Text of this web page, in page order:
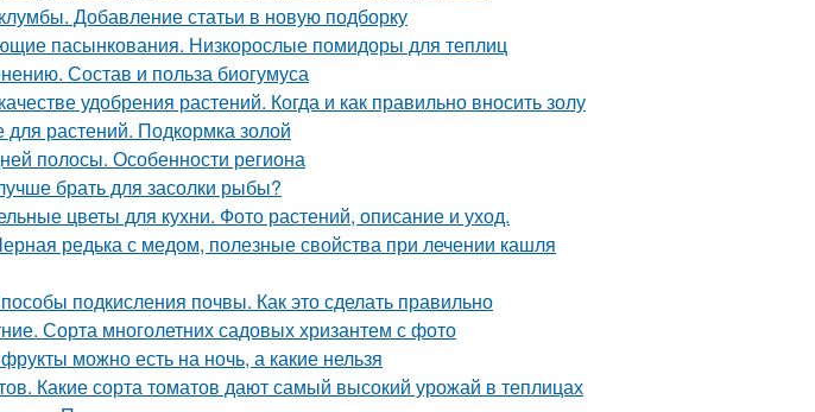
Добавление статьи в новую подборку
пасынкования. Низкорослые помидоры для теплиц
Состав и польза биогумуса
удобрения растений. Когда и как правильно вносить золу
растений. Подкормка золой
полосы. Особенности региона
брать для засолки рыбы?
цветы для кухни. Фото растений, описание и уход.
редька с медом, полезные свойства при лечении кашля
подкисления почвы. Как это сделать правильно
Сорта многолетних садовых хризантем с фото
можно есть на ночь, а какие нельзя
Какие сорта томатов дают самый высокий урожай в теплицах